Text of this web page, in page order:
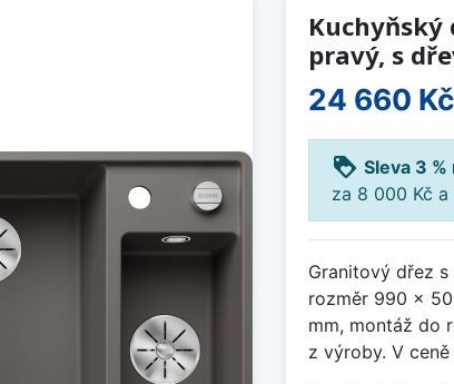
Kuchyňský
pravý, s
24 660 Kč
loyalty Sleva 3
za 8 000 Kč
Granitový dřez
rozměr 990 x
mm, montáž do
z výroby. V